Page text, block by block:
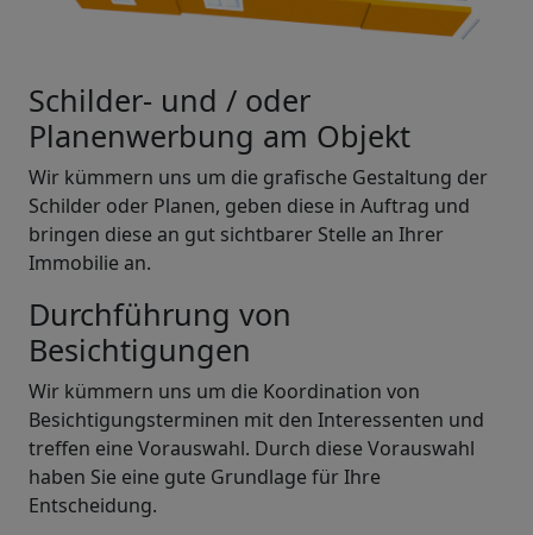
Schilder- und / oder
Planenwerbung am Objekt
Wir kümmern uns um die grafische Gestaltung der
Schilder oder Planen, geben diese in Auftrag und
bringen diese an gut sichtbarer Stelle an Ihrer
Immobilie an.
Durchführung von
Besichtigungen
Wir kümmern uns um die Koordination von
Besichtigungsterminen mit den Interessenten und
treffen eine Vorauswahl. Durch diese Vorauswahl
haben Sie eine gute Grundlage für Ihre
Entscheidung.